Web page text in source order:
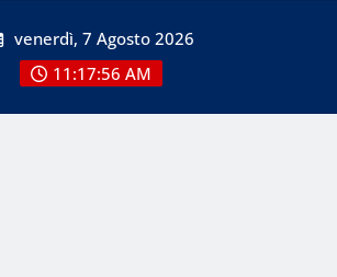
venerdì, 7 Agosto 2026
11:17:58 AM